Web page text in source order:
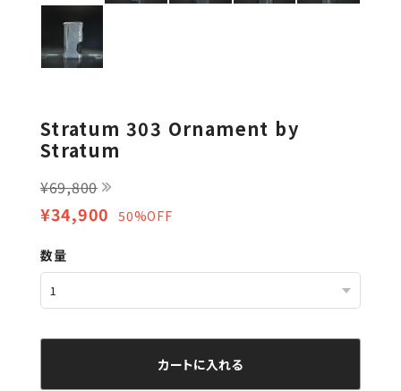
Stratum 303 Ornament by
Stratum
¥69,800
¥34,900 50%OFF
数量
カートに入れる